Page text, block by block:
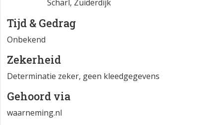
Scharl, Zuiderdijk
Tijd & Gedrag
Onbekend
Zekerheid
Determinatie zeker, geen kleedgegevens
Gehoord via
waarneming.nl